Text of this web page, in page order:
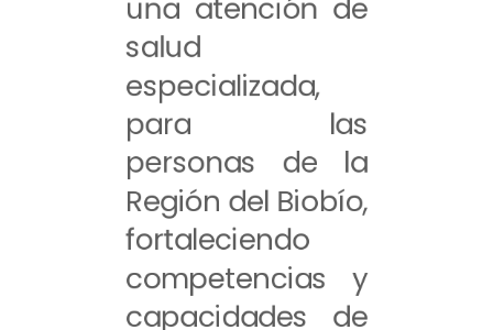
una atención de
salud
especializada,
para las
personas de la
Región del Biobío,
fortaleciendo
competencias y
capacidades de